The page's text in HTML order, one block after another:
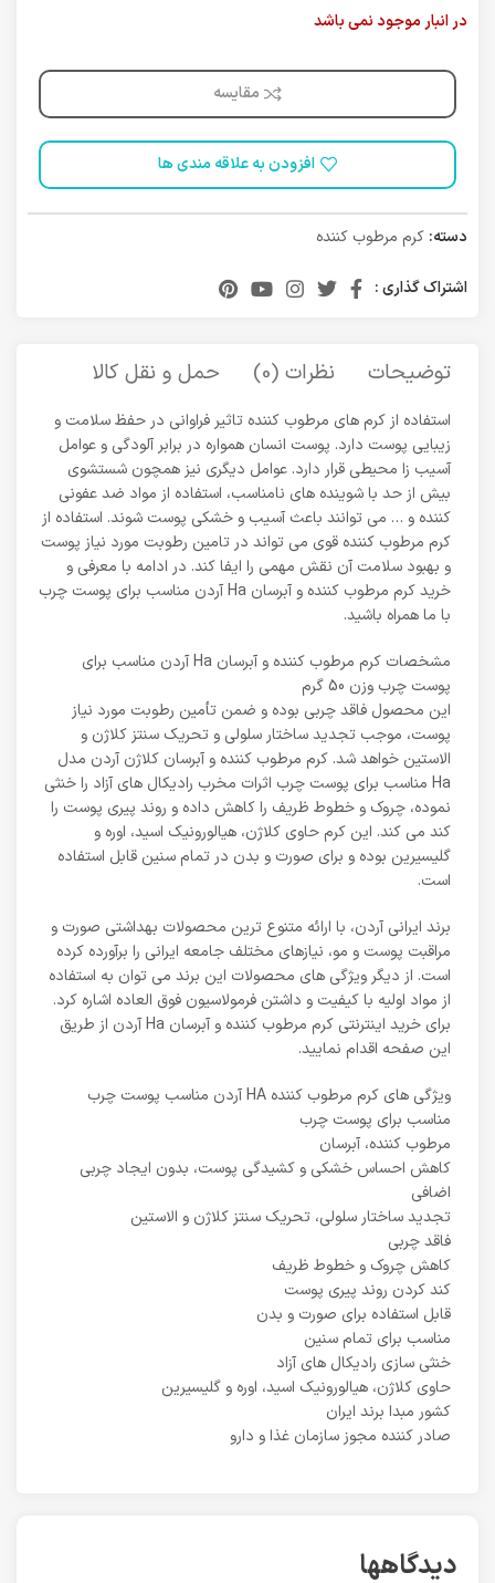
در انبار موجود نمی باشد
مقایسه
افزودن به علاقه مندی ها
دسته: کرم مرطوب کننده
اشتراک گذاری :
توضیحات نظرات (0) حمل و نقل کالا
استفاده از کرم های مرطوب کننده تاثیر فراوانی در حفظ سلامت و
زیبایی پوست دارد. پوست انسان همواره در برابر آلودگی و عوامل
آسیب زا محیطی قرار دارد. عوامل دیگری نیز همچون شستشوی
بیش از حد با شوینده های نامناسب، استفاده از مواد ضد عفونی
کننده و … می توانند باعث آسیب و خشکی پوست شوند. استفاده از
کرم مرطوب کننده قوی می تواند در تامین رطوبت مورد نیاز پوست
و بهبود سلامت آن نقش مهمی را ایفا کند. در ادامه با معرفی و
خرید کرم مرطوب کننده و آبرسان Ha آردن مناسب برای پوست چرب
با ما همراه باشید.
مشخصات کرم مرطوب کننده و آبرسان Ha آردن مناسب برای
پوست چرب وزن 50 گرم
این محصول فاقد چربی بوده و ضمن تأمین رطوبت مورد نیاز
پوست، موجب تجدید ساختار سلولی و تحریک سنتز کلاژن و
الاستین خواهد شد. کرم مرطوب کننده و آبرسان کلاژن آردن مدل
Ha مناسب برای پوست چرب اثرات مخرب رادیکال های آزاد را خنثی
نموده، چروک و خطوط ظریف را کاهش داده و روند پیری پوست را
کند می کند. این کرم حاوی کلاژن، هیالورونیک اسید، اوره و
گلیسیرین بوده و برای صورت و بدن در تمام سنین قابل استفاده
است.
برند ایرانی آردن، با ارائه متنوع ترین محصولات بهداشتی صورت و
مراقبت پوست و مو، نیازهای مختلف جامعه ایرانی را برآورده کرده
است. از دیگر ویژگی های محصولات این برند می توان به استفاده
از مواد اولیه با کیفیت و داشتن فرمولاسیون فوق العاده اشاره کرد.
برای خرید اینترنتی کرم مرطوب کننده و آبرسان Ha آردن از طریق
این صفحه اقدام نمایید.
ویژگی های کرم مرطوب کننده HA آردن مناسب پوست چرب
مناسب برای پوست چرب
مرطوب کننده، آبرسان
کاهش احساس خشکی و کشیدگی پوست، بدون ایجاد چربی
اضافی
تجدید ساختار سلولی، تحریک سنتز کلاژن و الاستین
فاقد چربی
کاهش چروک و خطوط ظریف
کند کردن روند پیری پوست
قابل استفاده برای صورت و بدن
مناسب برای تمام سنین
خنثی سازی رادیکال های آزاد
حاوی کلاژن، هیالورونیک اسید، اوره و گلیسیرین
کشور مبدا برند ایران
صادر کننده مجوز سازمان غذا و دارو
دیدگاهها